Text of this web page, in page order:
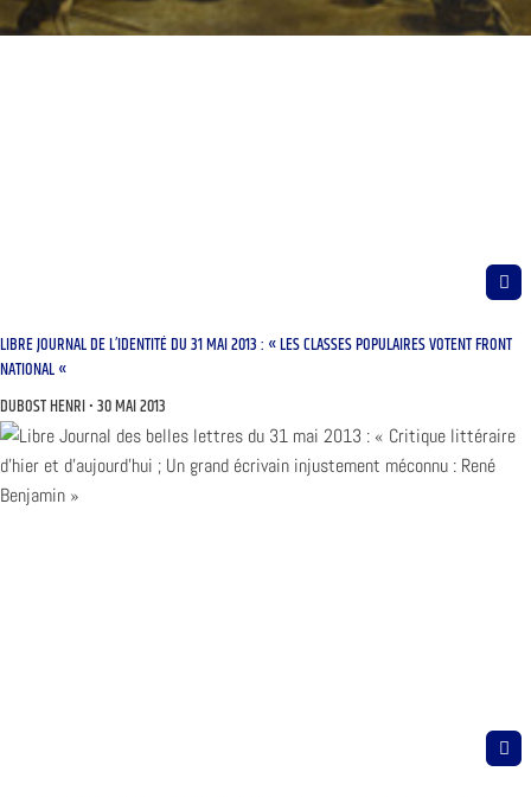
LIBRE JOURNAL DE L’IDENTITÉ DU 31 MAI 2013 : « LES CLASSES POPULAIRES VOTENT FRONT
NATIONAL «
DUBOST HENRI 30 MAI 2013